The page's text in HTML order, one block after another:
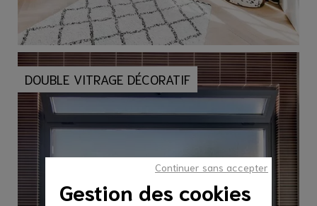
Gestion des cookies
Continuer sans accepter
DOUBLE VITRAGE DÉCORATIF